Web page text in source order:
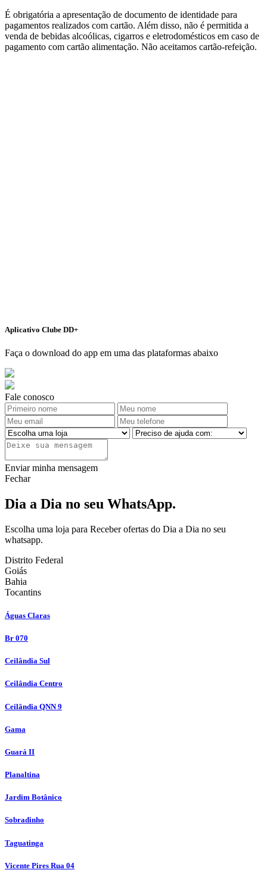
É obrigatória a apresentação de documento de identidade para
pagamentos realizados com cartão. Além disso, não é permitida a
venda de bebidas alcoólicas, cigarros e eletrodomésticos em caso de
pagamento com cartão alimentação. Não aceitamos cartão-refeição.
Aplicativo Clube DD+
Faça o download do app em uma das plataformas abaixo
Fale conosco
Enviar minha mensagem
Fechar
Dia a Dia no seu WhatsApp.
Escolha uma loja para Receber ofertas do Dia a Dia no seu
whatsapp.
Distrito Federal
Goiás
Bahia
Tocantins
Águas Claras
Br 070
Ceilândia Sul
Ceilândia Centro
Ceilândia QNN 9
Gama
Guará II
Planaltina
Jardim Botânico
Sobradinho
Taguatinga
Vicente Pires Rua 04